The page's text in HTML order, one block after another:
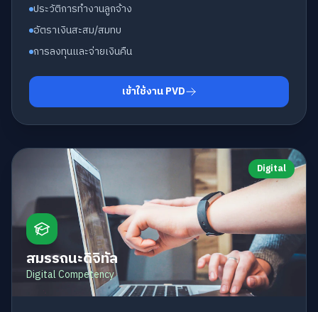
ประวัติการทำงานลูกจ้าง
อัตราเงินสะสม/สมทบ
การลงทุนและจ่ายเงินคืน
เข้าใช้งาน PVD
Digital
สมรรถนะดิจิทัล
Digital Competency